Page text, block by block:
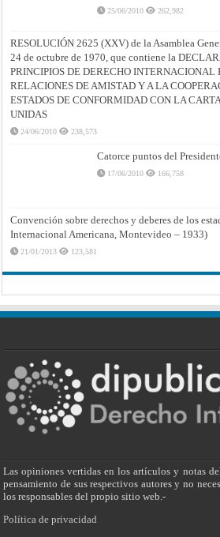
25/06/2010 262,982
RESOLUCIÓN 2625 (XXV) de la Asamblea
24 de octubre de 1970, que contiene la
PRINCIPIOS DE DERECHO INTERNACIONAL
RELACIONES DE AMISTAD Y A LA
ESTADOS DE CONFORMIDAD CON LA
UNIDAS
24/06/2010 238,573
Catorce puntos del
17/06/2010 166,758
Convención sobre derechos y deberes de los
Internacional Americana, Montevideo – 1933)
21/01/2013 123,581
Las opiniones vertidas en los artículos y notas
pensamiento de sus respectivos autores y no
los responsables del propio sitio web.-
Política de privacidad